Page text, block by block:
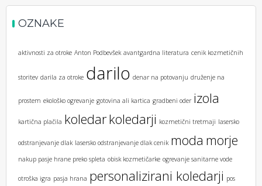
OZNAKE
aktivnosti za otroke Anton Podbevšek avantgardna literatura cenik kozmetičnih
storitev darila za otroke darilo denar na potovanju druženje na
prostem ekološko ogrevanje gotovina ali kartica gradbeni oder izola
kartična plačila koledarkoledarji kozmetični tretmaji lasersko
odstranjevanje dlak lasersko odstranjevanje dlak cenik moda morje
nakup pasje hrane preko spleta obisk kozmetičarke ogrevanje sanitarne vode
otroška igra pasja hrana personalizirani koledarji pos